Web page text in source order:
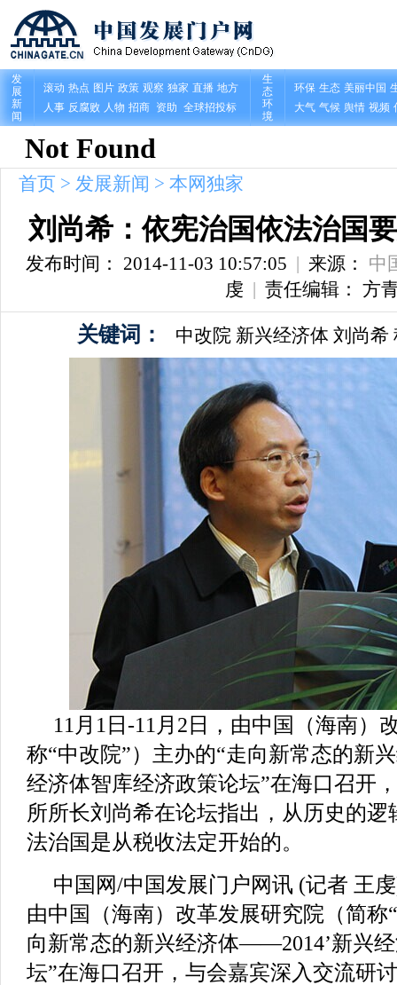
首页 > 发展新闻 > 本网独家
刘尚希：依宪治国依法治国
发布时间： 2014-11-03 10:57:05 | 来源： 中
虔 | 责任编辑： 方
关键词： 中改院 新兴经济体 刘尚希
11月1日-11月2日，由中国（海南）
称“中改院”）主办的“走向新常态的新
经济体智库经济政策论坛”在海口召开
所所长刘尚希在论坛指出，从历史的
法治国是从税收法定开始的。
中国网/中国发展门户网讯 (记者 王
由中国（海南）改革发展研究院（简称
向新常态的新兴经济体——2014’新兴
坛”在海口召开，与会嘉宾深入交流研